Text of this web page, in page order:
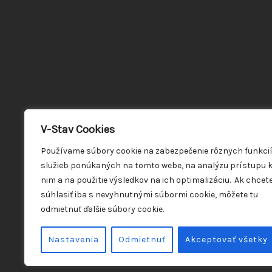
V-Stav Cookies
Používame súbory cookie na zabezpečenie rôznych funkcií
služieb ponúkaných na tomto webe, na analýzu prístupu k
nim a na použitie výsledkov na ich optimalizáciu. Ak
súhlasiť iba s nevyhnutnými súbormi cookie, môžete tu
odmietnuť ďalšie súbory cookie.
Nastavenia Odmietnuť Akceptovať všetky